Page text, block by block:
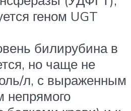
геном UGT
билирубина в
но чаще не
л, с выраженным
непрямого